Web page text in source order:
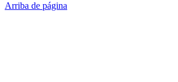
Arriba de página